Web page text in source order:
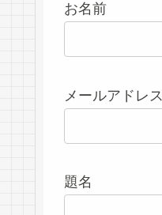
お名前
メールアドレス
題名